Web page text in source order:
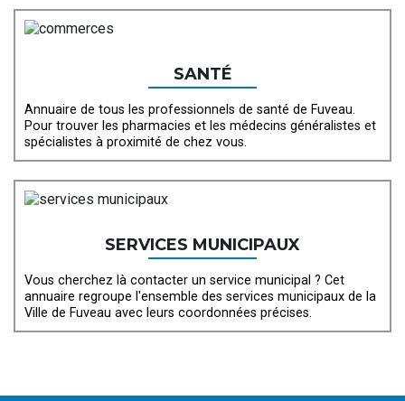
SANTÉ
Annuaire de tous les professionnels de santé de Fuveau.
Pour trouver les pharmacies et les médecins généralistes et
spécialistes à proximité de chez vous.
SERVICES MUNICIPAUX
Vous cherchez là contacter un service municipal ? Cet
annuaire regroupe l'ensemble des services municipaux de la
Ville de Fuveau avec leurs coordonnées précises.